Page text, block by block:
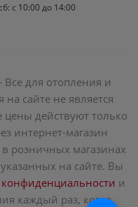
с 10:00 до 14:00
для отопления и
сайте не является
действуют только
интернет-магазин
розничных магазинах
на сайте. Вы
и
каждый раз, когда